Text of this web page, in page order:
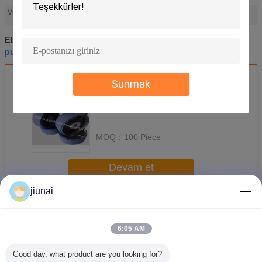
Sunmak
Vurgulamak: pu wheel coating
Etiketler:
pu wheel coating
En İyi Fiyatı Alın
MOQ： 100 Piece
Devam et
Daha
jiunai
6:05 AM
Good day, what product are you looking for?